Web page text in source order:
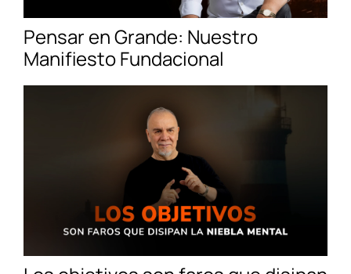
Pensar en Grande: Nuestro
Manifiesto Fundacional